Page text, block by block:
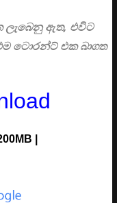
ලැබෙනු ඇත, එවිට
ටොරන්ට් එක බාගත
|